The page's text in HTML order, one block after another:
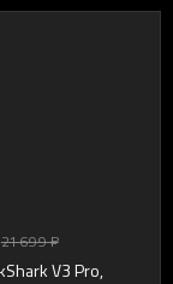
21 699 ₽
V3 Pro,